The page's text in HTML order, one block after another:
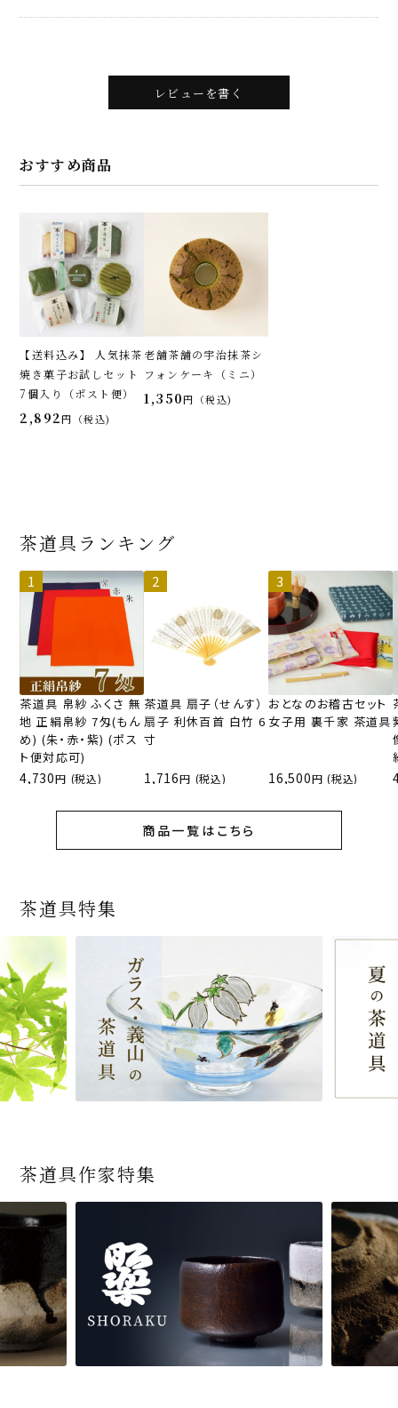
レビューを書く
おすすめ商品
【送料込み】 人気抹茶
焼き菓子お試しセット
7個入り（ポスト便）
2,892 税込
老舗茶舗の宇治抹茶シ
フォンケーキ（ミニ）
1,350 税込
茶道具ランキング
茶道具 帛紗 ふくさ 無
地 正絹帛紗 7匁(もん
め) (朱・赤・紫) (ポス
ト便対応可)
4,730 (税込)
茶道具 扇子（せんす）
扇子 利休百首 白竹 6
寸
1,716 (税込)
おとなのお稽古セット
女子用 裏千家 茶道具
16,500 (税込)
商品一覧はこちら
茶道具特集
茶道具作家特集